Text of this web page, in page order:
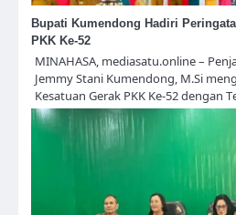
Bupati Kumendong Hadiri
PKK Ke-52
MINAHASA, mediasatu.online –
Jemmy Stani Kumendong, M.Si
Kesatuan Gerak PKK Ke-52 dengan